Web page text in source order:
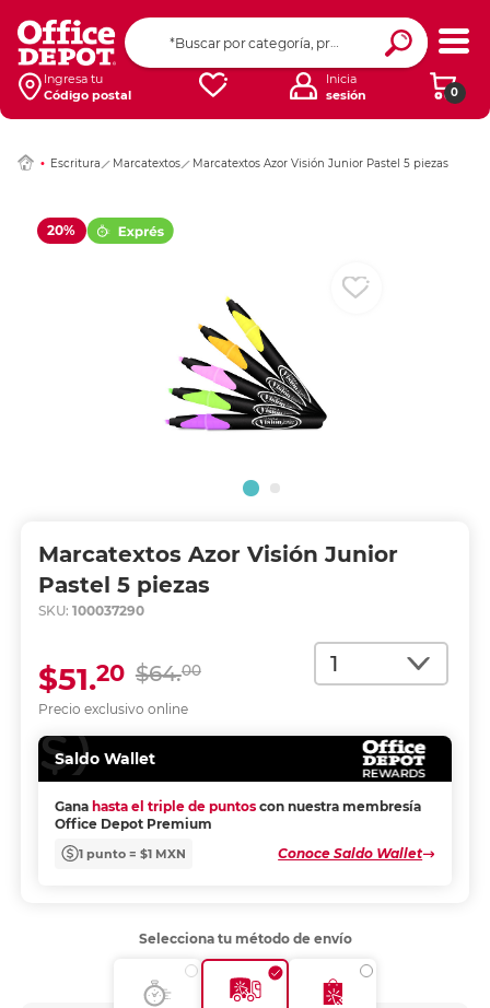
Ingresa tu
Código postal
0
Inicia
sesión
Escritura Marcatextos Marcatextos Azor Visión Junior Pastel 5 piezas
20%
Marcatextos Azor Visión Junior
Pastel 5 piezas
SKU: 100037290
Cantidad
Precio exclusivo online
$64.00
$51.20
Saldo Wallet
Gana hasta el triple de puntos con nuestra membresía
Office Depot Premium
1 punto = $1 MXN Conoce Saldo Wallet
Ingresar Codigo
Selecciona tu método de envío